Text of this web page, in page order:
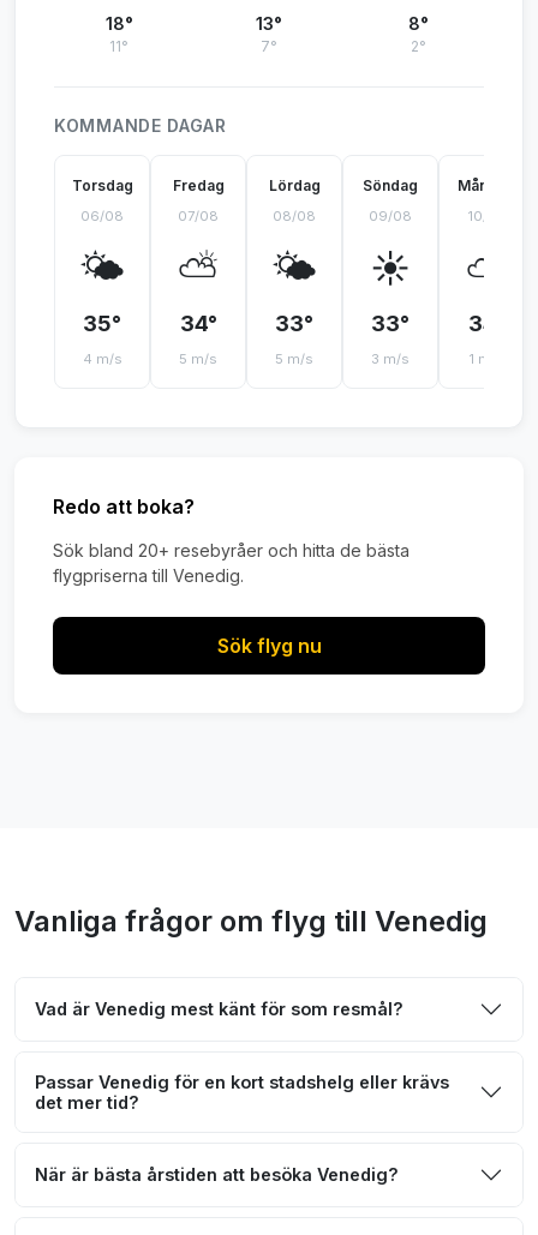
18°
11°
13°
7°
8°
2°
KOMMANDE DAGAR
Torsdag
06/08
🌤️
35°
4 m/s
Fredag
07/08
⛅
34°
5 m/s
Lördag
08/08
🌤️
33°
5 m/s
Söndag
09/08
☀️
33°
3 m/s
Måndag
10/08
⛅
34°
1 m/s
Redo att boka?
Sök bland 20+ resebyråer och hitta de bästa
flygpriserna till Venedig.
Sök flyg nu
Vanliga frågor om flyg till Venedig
Vad är Venedig mest känt för som resmål?
Passar Venedig för en kort stadshelg eller krävs
det mer tid?
När är bästa årstiden att besöka Venedig?